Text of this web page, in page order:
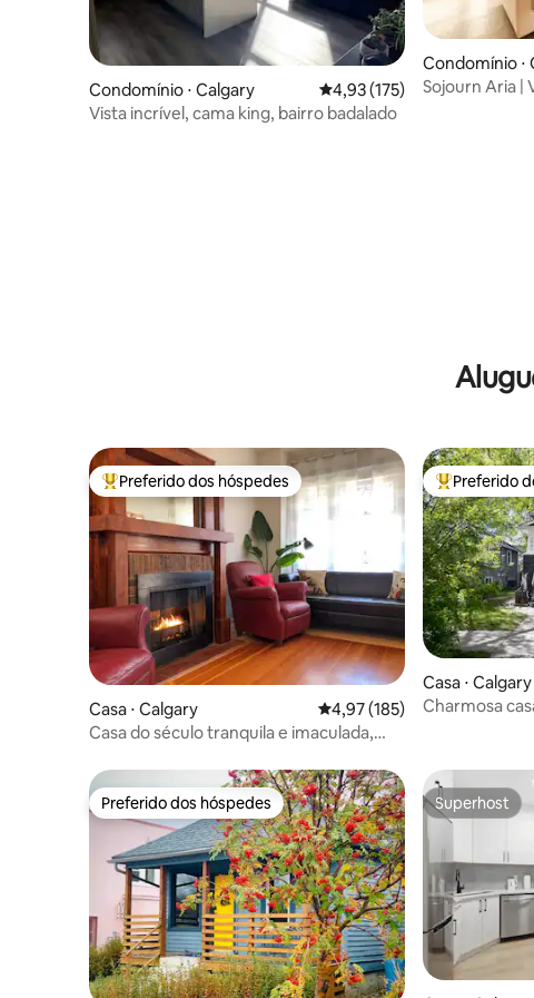
Condomínio ⋅ Calgary 4,93 de uma avaliação
4,93 (175)
Vista incrível, cama king, bairro badalado
Condomínio ⋅
Sojourn Aria |
Entre os melhores preferidos dos hóspedes
Preferido dos hóspedes
Casa ⋅ Calgary 4,97 de uma avaliação
4,97 (185)
Casa do século tranquila e imaculada,
Entre os
Preferido
Casa ⋅ Calgary
Charmosa
Preferido dos hóspedes
Preferido dos hóspedes Superhost
Superhost